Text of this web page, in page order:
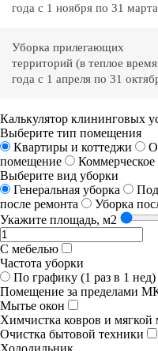
года с 1 ноября по 31
Уборка прилегающих
территорий (в теплое время
года с 1 апреля по 31
Калькулятор клининговых
Выберите тип помещения
Квартиры и коттеджи
помещение
Выберите вид уборки
Генеральная уборка
после ремонта
Уборка
Укажите площадь, м2
С мебелью
Частота уборки
По графику (1 раз в 1 нед)
Помещение за пределами
Мытье окон
Химчистка ковров и мягкой
Очистка бытовой техники
Холодильник